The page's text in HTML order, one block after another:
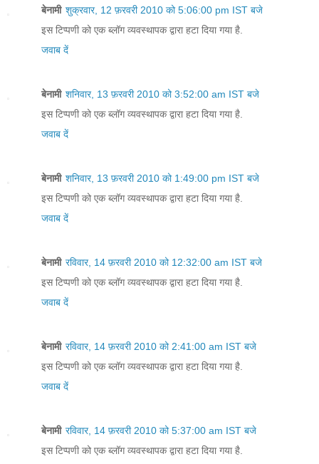
बेनामी शुक्रवार, 12 फ़रवरी 2010 को 5:06:00 pm IST बजे
इस टिप्पणी को एक ब्लॉग व्यवस्थापक द्वारा हटा दिया गया है.
जवाब दें
बेनामी शनिवार, 13 फ़रवरी 2010 को 3:52:00 am IST बजे
इस टिप्पणी को एक ब्लॉग व्यवस्थापक द्वारा हटा दिया गया है.
जवाब दें
बेनामी शनिवार, 13 फ़रवरी 2010 को 1:49:00 pm IST बजे
इस टिप्पणी को एक ब्लॉग व्यवस्थापक द्वारा हटा दिया गया है.
जवाब दें
बेनामी रविवार, 14 फ़रवरी 2010 को 12:32:00 am IST बजे
इस टिप्पणी को एक ब्लॉग व्यवस्थापक द्वारा हटा दिया गया है.
जवाब दें
बेनामी रविवार, 14 फ़रवरी 2010 को 2:41:00 am IST बजे
इस टिप्पणी को एक ब्लॉग व्यवस्थापक द्वारा हटा दिया गया है.
जवाब दें
बेनामी रविवार, 14 फ़रवरी 2010 को 5:37:00 am IST बजे
इस टिप्पणी को एक ब्लॉग व्यवस्थापक द्वारा हटा दिया गया है.